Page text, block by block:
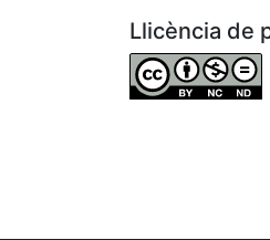
Llicència de